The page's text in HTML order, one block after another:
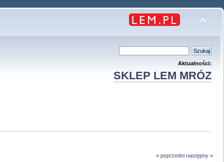
Aktualności:
SKLEP LEM MRÓZ
« poprzedni następny »